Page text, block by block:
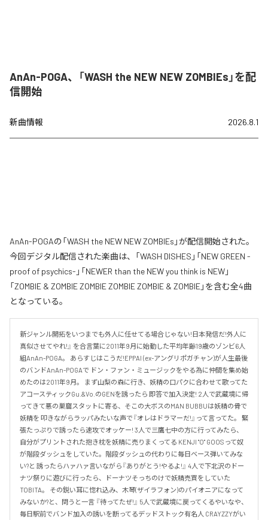
AnAn-POGA、「WASH the NEW NEW ZOMBIEs」を配
信開始
新曲情報 2026.8.1
AnAn-POGAの「WASH the NEW NEW ZOMBIEs」が配信開始された。
今回デジタル配信された楽曲は、「WASH DISHES」「NEW GREEN -
proof of psychics-」「NEWER than the NEW you think is NEW」
「ZOMBIE & ZOMBIE ZOMBIE ZOMBIE ZOMBIE & ZOMBIE」を含む全4曲
となっている。
新ジャンル開拓をいつまでも外人に任せてる場合じゃない!日本発信だ!外人に
真似させてやれ!』 を合言葉に2011年9月に始動した平均年齢19歳のゾンビ6人
組AnAn-POGA。 あらすじはこうだ!EPPAI (ex-アングリポガチャン)が人生最後
のバンドAnAn-POGAで ドン・ファン・ミュージックをやる為に仲間を集め始
めたのは2011年9月。 まず山梨の森に行き、妖精の口パクに合わせて歌ってた
アコースティックGu.&Vo.のGENを誘ったら 即答で加入決定! 2人で武蔵境に帰
ってきて悪の巣窟スタットに寄る、そこの大ボスのMAN BUBBUは妖精の骨で
妖精を 叩きながらラッパみたいな声で『オレはドラマーだ!』って言ってた。 緊
張たっぷりで誘ったら速攻でオッケー! 3人で三鷹七中の方に行ってみたら、
自分がプリントされた抱き枕を妖精に売りまくってる KENJI "O" GOOSって奴
が階段ダッシュをしていた。階段ダッシュの代わりに毎日ベース弾いてみな
い?と 誘ったらハァハァ言いながら『ありがとう!やるよ!』 4人で下北沢のドー
ナツ祭りに遊びに行ったら、ドーナツそっちのけで妖精売買をしていた
TOBITA。 その鋭い耳に惚れ込み、木琴(ザイラフォン)のパイオニアになって
みないか?と、問うと一言 『待ってたぜ!』 5人で武蔵境に戻ってくるやいなや、
毎日駅前でバンド加入の誘いを断ってるデッドストック有名人 CRAYZZYがい